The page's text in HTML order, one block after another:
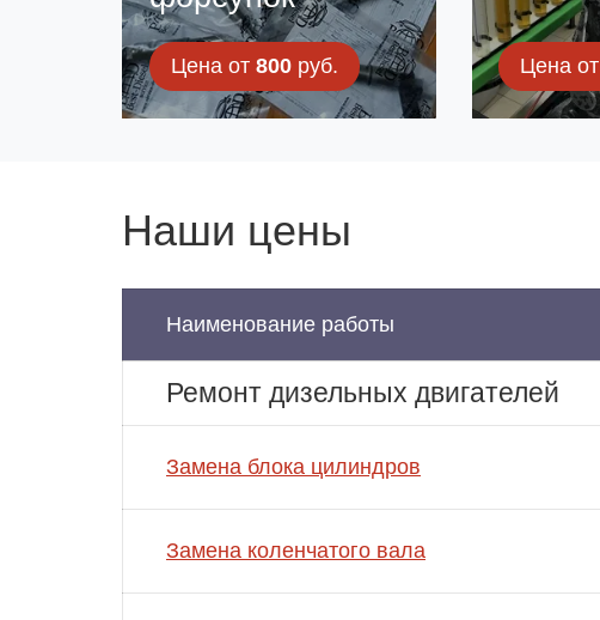
Цена от 800руб. Цена от
Наши цены
Наименование работы
Ремонт дизельных двигателей
Замена блока цилиндров
Замена коленчатого вала